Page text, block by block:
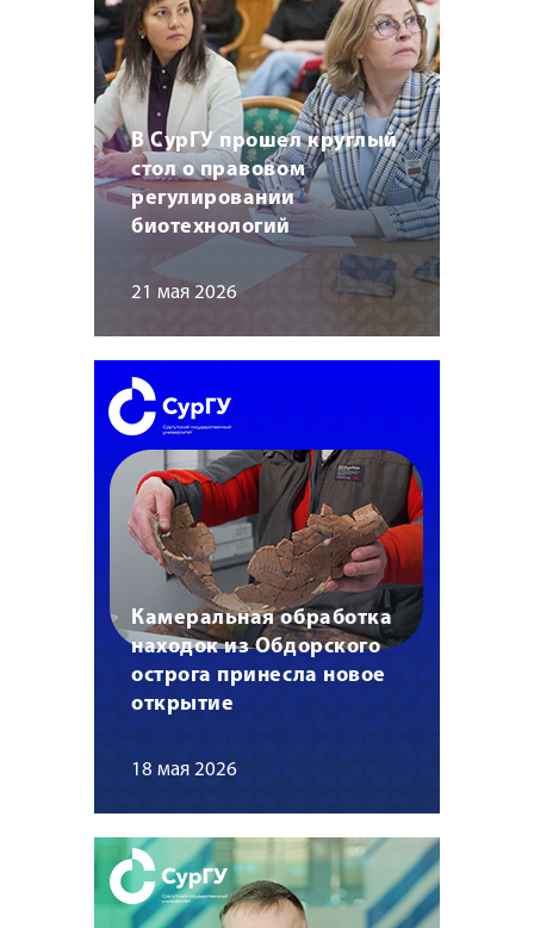
В СурГУ прошел круглый
стол о правовом
регулировании
биотехнологий
21 мая 2026
Камеральная обработка
находок из Обдорского
острога принесла новое
открытие
18 мая 2026